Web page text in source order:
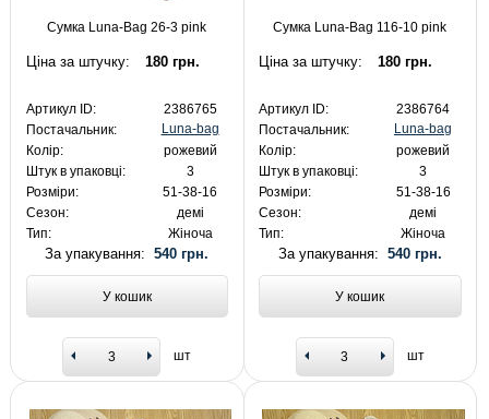
Сумка Luna-Bag 26-3 pink
Ціна за штучку: 180 грн.
Артикул ID:
2386765
Постачальник:
Luna-bag
Колір:
рожевий
Штук в упаковці:
3
Розміри:
51-38-16
Сезон:
демі
Тип:
Жіноча
За упакування:540 грн.
У кошик
шт
Сумка Luna-Bag 116-10 pink
Ціна за штучку: 180 грн.
Артикул ID:
2386764
Постачальник:
Luna-bag
Колір:
рожевий
Штук в упаковці:
3
Розміри:
51-38-16
Сезон:
демі
Тип:
Жіноча
За упакування: 540 грн.
У кошик
шт